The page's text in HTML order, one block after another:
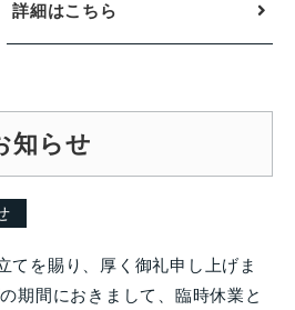
詳細はこちら
知らせ
を賜り、厚く御礼申し上げま
間におきまして、臨時休業と